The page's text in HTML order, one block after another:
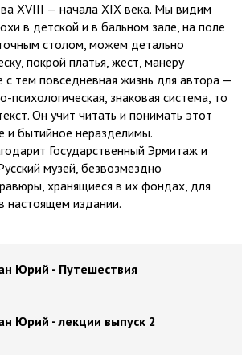
XVIII — начала XIX века. Мы видим
в детской и в бальном зале, на поле
столом, можем детально
покрой платья, жест, манеру
с тем повседневная жизнь для автора —
психологическая, знаковая система, то
Он учит читать и понимать этот
и бытийное неразделимы.
Государственный Эрмитаж и
музей, безвозмездно
хранящиеся в их фондах, для
настоящем издании.
Юрий - Путешествия
Юрий - лекции выпуск 2